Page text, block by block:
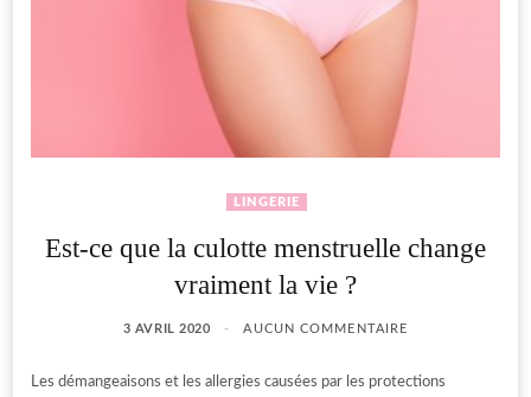
LINGERIE
Est-ce que la culotte menstruelle change
vraiment la vie ?
3 AVRIL 2020 AUCUN COMMENTAIRE
Les démangeaisons et les allergies causées par les protections